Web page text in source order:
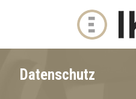
Datenschutz